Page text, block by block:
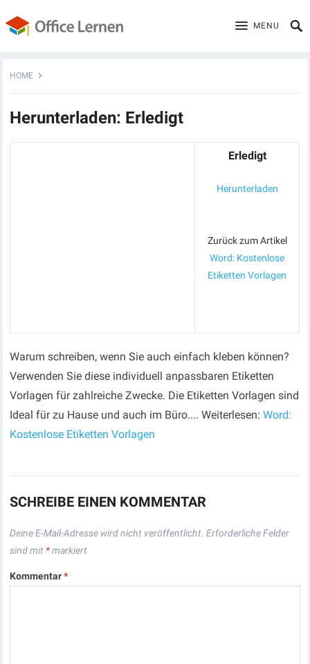
MENU
HOME
Herunterladen: Erledigt
Erledigt
Herunterladen
Zurück zum Artikel
Word: Kostenlose
Etiketten Vorlagen
Warum schreiben, wenn Sie auch einfach kleben können?
Verwenden Sie diese individuell anpassbaren Etiketten
Vorlagen für zahlreiche Zwecke. Die Etiketten Vorlagen sind
Ideal für zu Hause und auch im Büro.... Weiterlesen:Word:
Kostenlose Etiketten Vorlagen
SCHREIBE EINEN KOMMENTAR
Deine E-Mail-Adresse wird nicht veröffentlicht. Erforderliche Felder
sind mit *markiert
Kommentar*